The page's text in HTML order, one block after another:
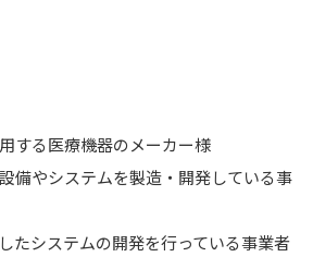
する医療機器のメーカー様
備やシステムを製造・開発している事
たシステムの開発を行っている事業者